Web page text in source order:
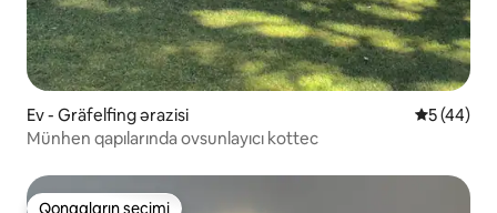
Ev - Gräfelfing ərazisi Ortalama
5 (44)
Münhen qapılarında ovsunlayıcı kottec
Qonaqların seçimi